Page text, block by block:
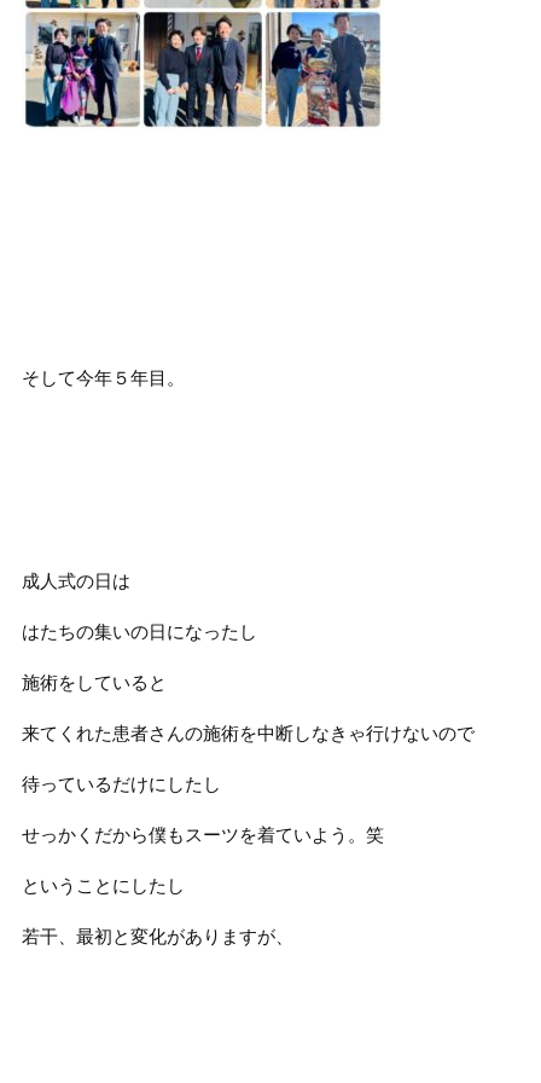
そして今年５年目。
成人式の日は
はたちの集いの日になったし
施術をしていると
来てくれた患者さんの施術を中断しなきゃ行けないので
待っているだけにしたし
せっかくだから僕もスーツを着ていよう。笑
ということにしたし
若干、最初と変化がありますが、